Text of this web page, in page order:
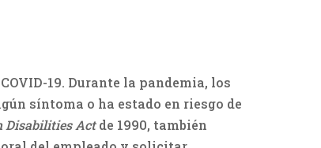
19. Durante la pandemia, los
síntoma o ha estado en riesgo de
Disabilities Actde 1990, también